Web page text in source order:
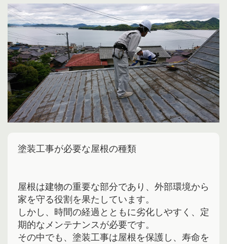
塗装工事が必要な屋根の種類
屋根は建物の重要な部分であり、外部環境から
家を守る役割を果たしています。
しかし、時間の経過とともに劣化しやすく、定
期的なメンテナンスが必要です。
その中でも、塗装工事は屋根を保護し、寿命を